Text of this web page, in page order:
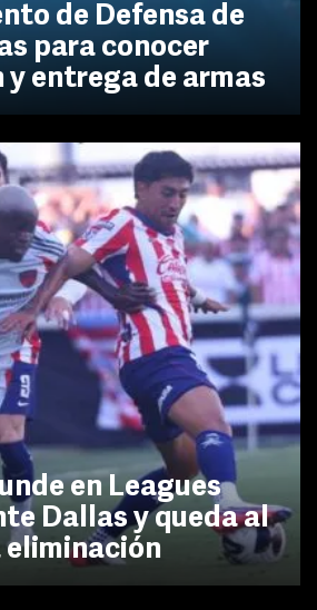
de Defensa de
para conocer
entrega de armas
en Leagues
Dallas y queda al
eliminación